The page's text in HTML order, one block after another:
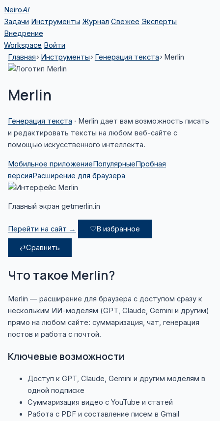
Перейти
к
содержимому
NeiroAI
Задачи Инструменты Журнал Свежее Эксперты
Внедрение
Workspace Войти
Главная› Инструменты› Генерация текста› Merlin
Merlin
Генерация текста · Merlin дает вам возможность писать
и редактировать тексты на любом веб-сайте с
помощью искусственного интеллекта.
Мобильное приложениеПопулярныеПробная
версияРасширение для браузера
Главный экран getmerlin.in
Перейти на сайт → ♡В избранное
⇄Сравнить
Что такое Merlin?
Merlin — расширение для браузера с доступом сразу к
нескольким ИИ-моделям (GPT, Claude, Gemini и другим)
прямо на любом сайте: суммаризация, чат, генерация
постов и работа с почтой.
Ключевые возможности
Доступ к GPT, Claude, Gemini и другим моделям в
одной подписке
Суммаризация видео с YouTube и статей
Работа с PDF и составление писем в Gmail